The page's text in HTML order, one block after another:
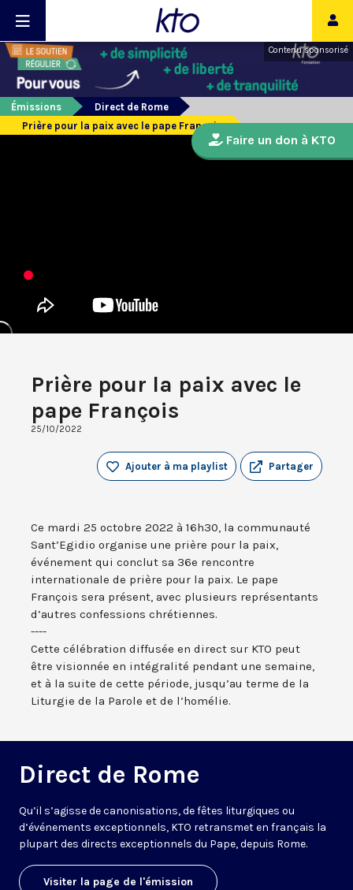
Contenu sponsorisé
Émissions
Direct de Rome
Prière pour la paix avec le pape François
Prière pour la paix avec le
pape François
25/10/2022
Partager
Ajouter à ma playlist
Ce mardi 25 octobre 2022 à 16h30, la communauté
Sant’Egidio organise une prière pour la paix,
événement qui conclut sa 36e rencontre
internationale de prière pour la paix. Le pape
François sera présent, avec plusieurs représentants
d’autres confessions chrétiennes.
----
Cette célébration diffusée en direct sur KTO peut
être visionnée en intégralité pendant une semaine,
et à la suite de cette période, jusqu’au terme de la
Liturgie de la Parole et de l’homélie.
Direct de Rome
Qu’il s’agisse de canonisations, de fêtes liturgiques ou
d’événements exceptionnels, KTO retransmet en français la
plupart des directs exceptionnels du Pape, depuis Rome.
Visiter la page de l'émission
Faire un don à KTO